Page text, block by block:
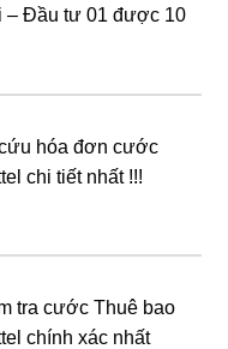
– Đầu tư 01 được 10
hóa đơn cước
chi tiết nhất !!!
tra cước Thuê bao
chính xác nhất